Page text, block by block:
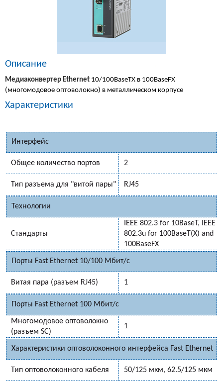
Описание
Медиаконвертер Ethernet 10/100BaseTX в 100BaseFX
(многомодовое оптоволокно) в металлическом корпусе
Характеристики
Интерфейс
Общее количество портов 2
Тип разъема для "витой пары" RJ45
Технологии
Стандарты
IEEE 802.3 for 10BaseT, IEEE
802.3u for 100BaseT(X) and
100BaseFX
Порты Fast Ethernet 10/100 Мбит/с
Витая пара (разъем RJ45) 1
Порты Fast Ethernet 100 Мбит/с
Многомодовое оптоволокно
(разъем SC)
1
Характеристики оптоволоконного интерфейса Fast Ethernet
Тип оптоволоконного кабеля 50/125 мкм, 62.5/125 мкм